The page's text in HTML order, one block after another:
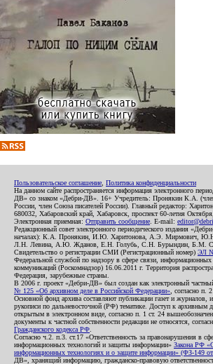
Пользовательское соглашение Политика конфиденциальности
На данном сайте распространяется информация электронного
ДВ» со знаком «Дебри-ДВ». 16+ Учредитель: Пронякин К.А.
России, член Союза писателей России). Главный редактор:
680032, Хабаровский край, Хабаровск, проспект 60-летия
Электронная приемная: Отправить сообщение . E-mail:
Редакционный совет электронного периодического издания
началах): К.А. Пронякин, И.Ю. Харитонова, А.Э. Мирмович,
Л.Н. Левина, А.Ю. Жданов, Е.Н. Голубь, С.Н. Бурындин, Б.М.
Свидетельство о регистрации СМИ (Регистрационный номер) ЭЛ
Федеральной службой по надзору в сфере связи,
коммуникаций (Роскомнадзор) 16.06.2011 г. Территория
Федерация, зарубежные страны.
В 2006 г. проект «Дебри-ДВ» был создан как электронный
№ 125 «Об архивном деле в Российской Федерации» , согласно п.
Основной фонд архива составляют публикации газет и журналов,
рукописи по дальневосточной (РФ) тематике. Доступ к архивным
открытым в электронном виде, согласно п. 1 ст. 24
документы к частной собственности редакции не относятся,
Гражданского кодекса РФ
Согласно ч.2. п.3. ст.17 «Ответственность за правонарушения в
информационных технологий и защиты информации» Закона РФ
информационных технологиях и о защите информации» (ФЗ-149
ДВ», хранящий информацию, гражданско-правовую